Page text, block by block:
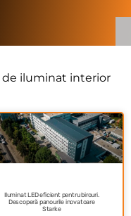
de iluminat interior
Iluminat LED eficient pentru birouri.
Descoperă panourile inovatoare
Starke